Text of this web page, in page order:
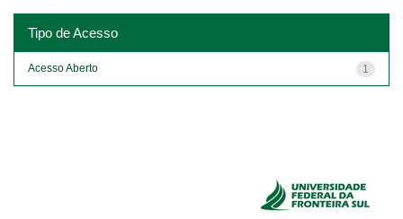
Tipo de Acesso
1
Acesso Aberto